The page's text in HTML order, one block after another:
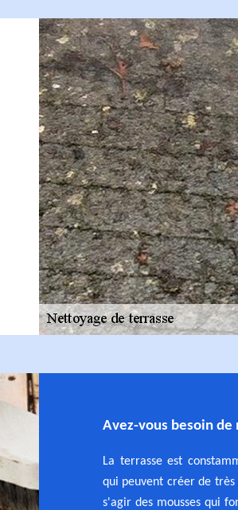
Avez-vous besoin
La terrasse est
qui peuvent créer de
s'agir des mousses qui